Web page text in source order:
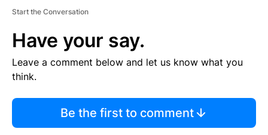
Start the Conversation
Have your say.
Leave a comment below and let us know what you
think.
Be the first to comment